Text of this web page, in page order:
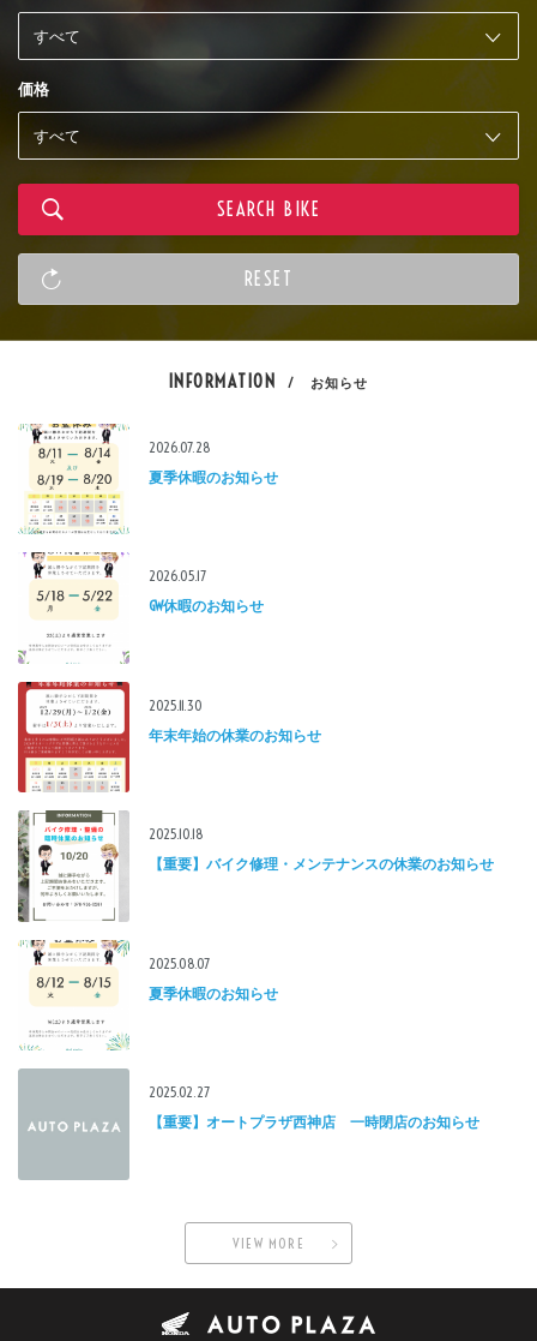
価格
INFORMATION / お知らせ
2026.07.28
夏季休暇のお知らせ
2026.05.17
GW休暇のお知らせ
2025.11.30
年末年始の休業のお知らせ
2025.10.18
【重要】バイク修理・メンテナンスの休業のお知らせ
2025.08.07
夏季休暇のお知らせ
2025.02.27
【重要】オートプラザ西神店 一時閉店のお知らせ
VIEW MORE